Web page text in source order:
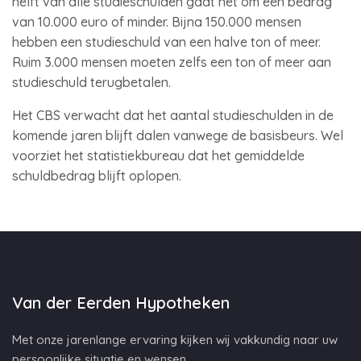
van 10.000 euro of minder. Bijna 150.000 mensen
hebben een studieschuld van een halve ton of meer.
Ruim 3.000 mensen moeten zelfs een ton of meer aan
studieschuld terugbetalen.
Het CBS verwacht dat het aantal studieschulden in de
komende jaren blijft dalen vanwege de basisbeurs. Wel
voorziet het statistiekbureau dat het gemiddelde
schuldbedrag blijft oplopen.
Van der Eerden Hypotheken
Met onze jarenlange ervaring kijken wij vakkundig naar uw